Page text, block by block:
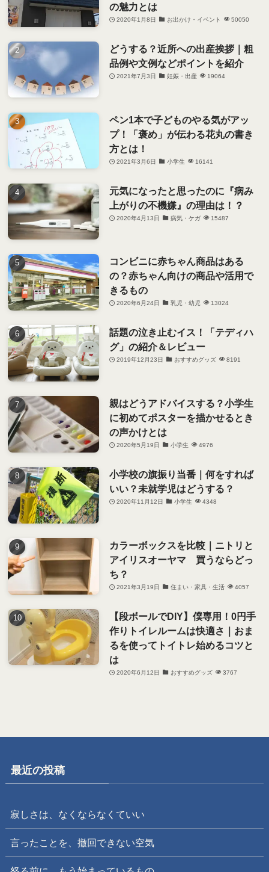
の魅力とは
2020年1月8日 お出かけ・イベント 50050
どうする？近所への出産挨拶｜粗
品例や文例などポイントを紹介
2021年7月3日 妊娠・出産 19064
ペン1本で子どものやる気がアッ
プ！「褒め」が伝わる花丸の書き
方とは！
2021年3月6日 小学生 16141
元気になったと思ったのに『病み
上がりの不機嫌』の理由は！？
2020年4月13日 病気・ケガ 15487
コンビニに赤ちゃん商品はある
の？赤ちゃん向けの商品や活用で
きるもの
2020年6月24日 乳児・幼児 13024
話題の泣き止むイス！「テディハ
グ」の紹介＆レビュー
2019年12月23日 おすすめグッズ 8191
親はどうアドバイスする？小学生
に初めてポスターを描かせるとき
の声かけとは
2020年5月19日 小学生 4976
小学校の旗振り当番｜何をすれば
いい？未就学児はどうする？
2020年11月12日 小学生 4348
カラーボックスを比較｜ニトリと
アイリスオーヤマ 買うならどっ
ち？
2021年3月19日 住まい・家具・生活 4057
【段ボールでDIY】僕専用！0円手
作りトイレルームは快適さ｜おま
るを使ってトイトレ始めるコツと
は
2020年6月12日 おすすめグッズ 3767
最近の投稿
寂しさは、なくならなくていい
言ったことを、撤回できない空気